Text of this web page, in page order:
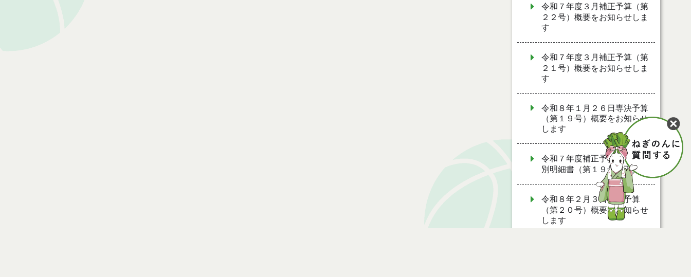
令和７年度３月補正予算（第
２２号）概要をお知らせしま
す
令和７年度３月補正予算（第
２１号）概要をお知らせしま
す
令和８年１月２６日専決予算
（第１９号）概要をお知らせ
します
令和７年度補正予算書・事項
別明細書（第１９号補正）
令和８年２月３日専決予算
（第２０号）概要をお知らせ
します